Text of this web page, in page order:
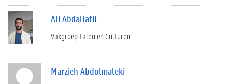
Ali Abdallatif
Vakgroep Talen en Culturen
Marzieh Abdolmaleki